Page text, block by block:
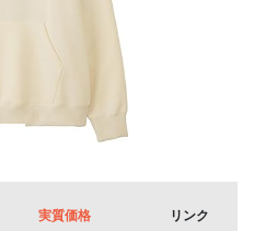
実質価格 リンク